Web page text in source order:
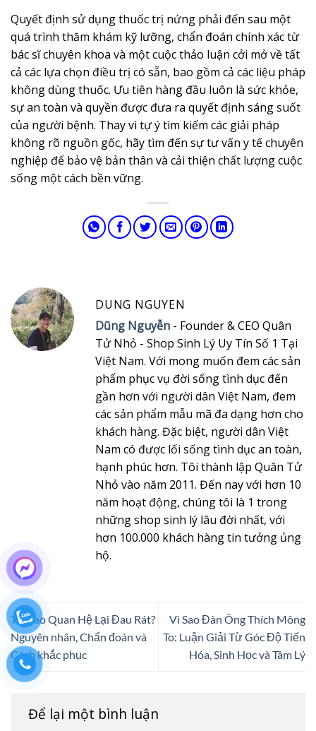
Quyết định sử dụng thuốc trị nứng phải đến sau một
quá trình thăm khám kỹ lưỡng, chẩn đoán chính xác từ
bác sĩ chuyên khoa và một cuộc thảo luận cởi mở về tất
cả các lựa chọn điều trị có sẵn, bao gồm cả các liệu pháp
không dùng thuốc. Ưu tiên hàng đầu luôn là sức khỏe,
sự an toàn và quyền được đưa ra quyết định sáng suốt
của người bệnh. Thay vì tự ý tìm kiếm các giải pháp
không rõ nguồn gốc, hãy tìm đến sự tư vấn y tế chuyên
nghiệp để bảo vệ bản thân và cải thiện chất lượng cuộc
sống một cách bền vững.
DUNG NGUYEN
Dũng Nguyễn - Founder & CEO Quân
Tử Nhỏ - Shop Sinh Lý Uy Tín Số 1 Tại
Việt Nam. Với mong muốn đem các sản
phẩm phục vụ đời sống tình dục đến
gần hơn với người dân Việt Nam, đem
các sản phẩm mẫu mã đa dạng hơn cho
khách hàng. Đặc biệt, người dân Việt
Nam có được lối sống tình dục an toàn,
hạnh phúc hơn. Tôi thành lập Quân Tử
Nhỏ vào năm 2011. Đến nay với hơn 10
năm hoạt động, chúng tôi là 1 trong
những shop sinh lý lâu đời nhất, với
hơn 100.000 khách hàng tin tưởng ủng
hộ.
Tại Sao Quan Hệ Lại Đau Rát?
Nguyên nhân, Chẩn đoán và
Cách khắc phục
Vì Sao Đàn Ông Thích Mông
To: Luận Giải Từ Góc Độ Tiến
Hóa, Sinh Học và Tâm Lý
Để lại một bình luận